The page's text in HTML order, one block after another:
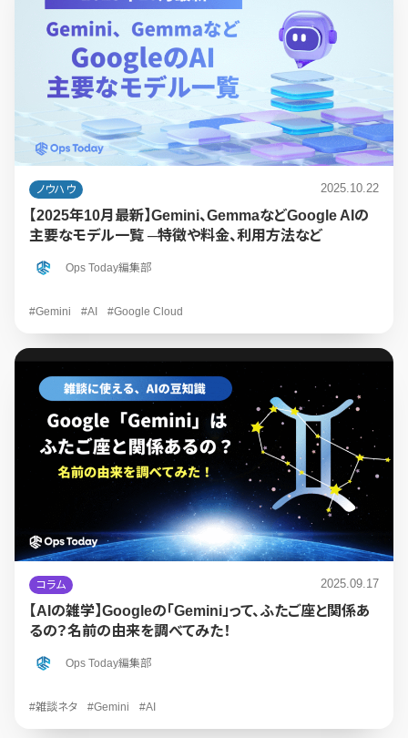
ノウハウ 2025.10.22
【2025年10月最新】Gemini、GemmaなどGoogle AIの
主要なモデル一覧 ─特徴や料金、利用方法など
Ops Today編集部
#Gemini #AI #Google Cloud
コラム 2025.09.17
【AIの雑学】Googleの「Gemini」って、ふたご座と関係あ
るの？名前の由来を調べてみた！
Ops Today編集部
#雑談ネタ #Gemini #AI